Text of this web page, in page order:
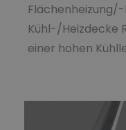
Flächenheizung/-
Kühl-/Heizdecke
einer hohen